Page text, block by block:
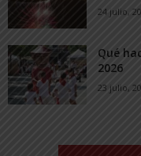
24 julio,
Qué
2026
23 julio,